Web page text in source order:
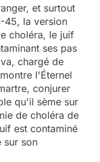
et surtout
45, la version
choléra, le juif
ses pas
chargé de
l'Éternel
conjurer
qu'il sème sur
de choléra de
est contaminé
sur son